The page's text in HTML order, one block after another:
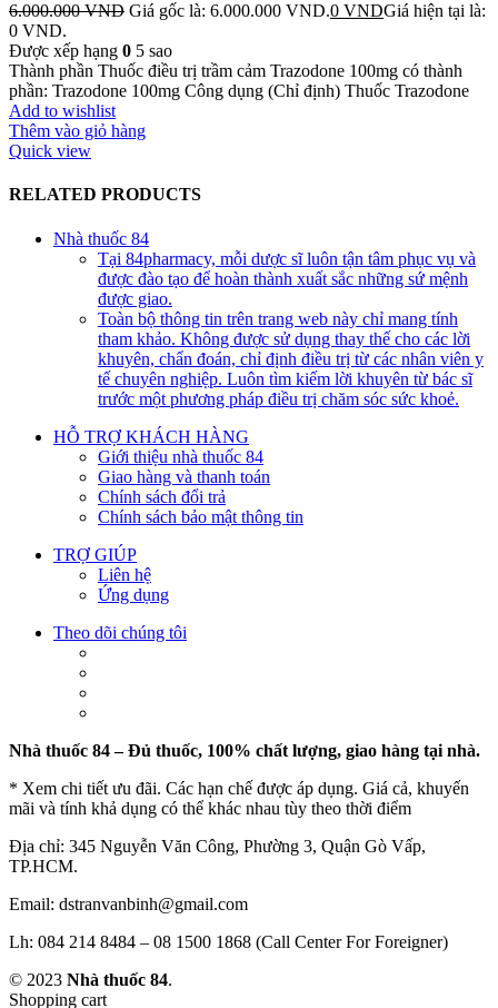
6.000.000VND Giá gốc là: 6.000.000 VND.0 VNDGiá hiện tại là:
0 VND.
Được xếp hạng 0 5 sao
Thành phần Thuốc điều trị trầm cảm Trazodone 100mg có thành
phần: Trazodone 100mg Công dụng (Chỉ định) Thuốc Trazodone
Add to wishlist
Thêm vào giỏ hàng
Quick view
RELATED PRODUCTS
Nhà thuốc 84
Tại 84pharmacy, mỗi dược sĩ luôn tận tâm phục vụ và
được đào tạo để hoàn thành xuất sắc những sứ mệnh
được giao.
Toàn bộ thông tin trên trang web này chỉ mang tính
tham khảo. Không được sử dụng thay thế cho các lời
khuyên, chẩn đoán, chỉ định điều trị từ các nhân viên y
tế chuyên nghiệp. Luôn tìm kiếm lời khuyên từ bác sĩ
trước một phương pháp điều trị chăm sóc sức khoẻ.
HỖ TRỢ KHÁCH HÀNG
Giới thiệu nhà thuốc 84
Giao hàng và thanh toán
Chính sách đổi trả
Chính sách bảo mật thông tin
TRỢ GIÚP
Liên hệ
Ứng dụng
Theo dõi chúng tôi
Nhà thuốc 84 – Đủ thuốc, 100% chất lượng, giao hàng tại nhà.
* Xem chi tiết ưu đãi. Các hạn chế được áp dụng. Giá cả, khuyến
mãi và tính khả dụng có thể khác nhau tùy theo thời điểm
Địa chỉ: 345 Nguyễn Văn Công, Phường 3, Quận Gò Vấp,
TP.HCM.
Email: dstranvanbinh@gmail.com
Lh: 084 214 8484 – 08 1500 1868 (Call Center For Foreigner)
© 2023 Nhà thuốc 84.
Shopping cart